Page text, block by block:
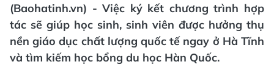
(Baohatinh.vn) - Việc ký kết chương trình hợp
tác sẽ giúp học sinh, sinh viên được hưởng thụ
nền giáo dục chất lượng quốc tế ngay ở Hà Tĩnh
và tìm kiếm học bổng du học Hàn Quốc.